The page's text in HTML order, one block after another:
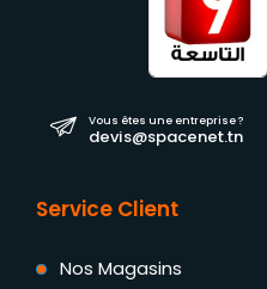
Vous êtes une entreprise ?
devis@spacenet.tn
Service Client
Nos Magasins